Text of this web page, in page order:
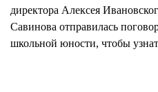
директора Алексея
Савинова отправилась
школьной юности, чтобы